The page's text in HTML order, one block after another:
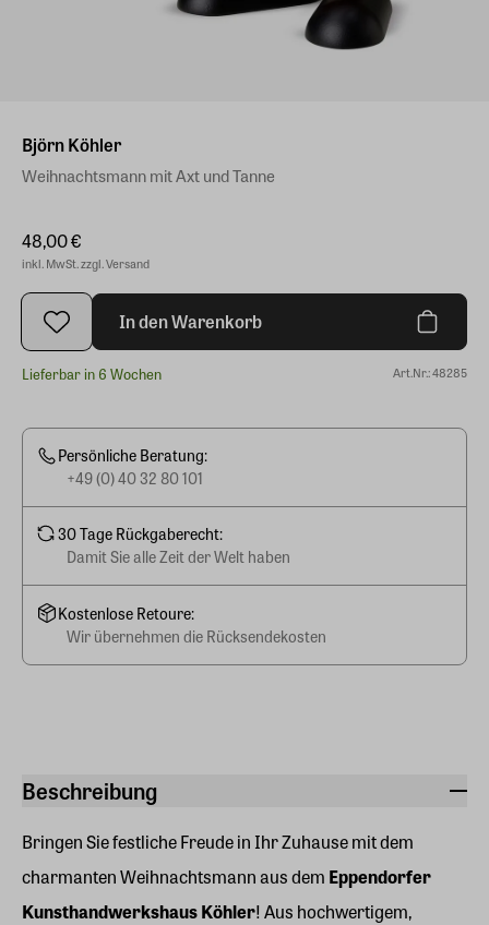
Beschreibung
Bringen Sie festliche Freude in Ihr Zuhause mit dem
charmanten Weihnachtsmann aus dem Eppendorfer
Kunsthandwerkshaus Köhler! Aus hochwertigem,
Björn Köhler
Weihnachtsmann mit Axt und Tanne
48,00 €
inkl. MwSt. zzgl. Versand
In den Warenkorb
Lieferbar in 6 Wochen Art.Nr.: 48285
Persönliche Beratung:
+49 (0) 40 32 80 101
30 Tage Rückgaberecht:
Damit Sie alle Zeit der Welt haben
Kostenlose Retoure:
Wir übernehmen die Rücksendekosten